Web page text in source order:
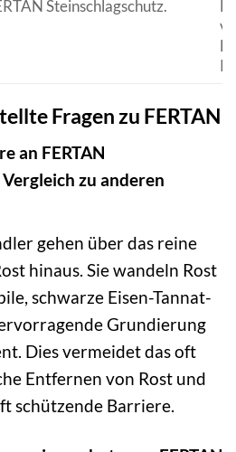
Steinschlagschutz.
Fragen zu FERTAN
an FERTAN
zu anderen
gehen über das reine
hinaus. Sie wandeln Rost
schwarze Eisen-Tannat-
Grundierung
Dies vermeidet das oft
Entfernen von Rost und
schützende Barriere.